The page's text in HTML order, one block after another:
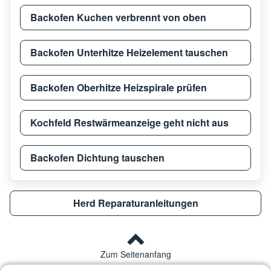
Ignis AKS 185/WH
Ignis AKS 189/IX
Ignis BQ 02X
Ignis AKS 186/IX
Backofen Kuchen verbrennt von oben
Backofen Unterhitze Heizelement tauschen
Backofen Oberhitze Heizspirale prüfen
Kochfeld Restwärmeanzeige geht nicht aus
Backofen Dichtung tauschen
Herd Reparaturanleitungen
Zum Seitenanfang